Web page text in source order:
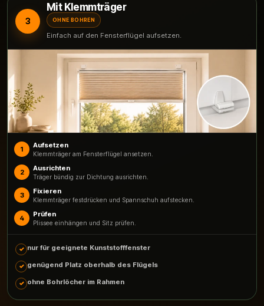
3
Mit Klemmträger
OHNE BOHREN
Einfach auf den Fensterflügel aufsetzen.
1 Aufsetzen
Klemmträger am Fensterflügel ansetzen.
2 Ausrichten
Träger bündig zur Dichtung ausrichten.
3 Fixieren
Klemmträger festdrücken und Spannschuh aufstecken.
4 Prüfen
Plissee einhängen und Sitz prüfen.
nur für geeignete Kunststofffenster
genügend Platz oberhalb des Flügels
ohne Bohrlöcher im Rahmen